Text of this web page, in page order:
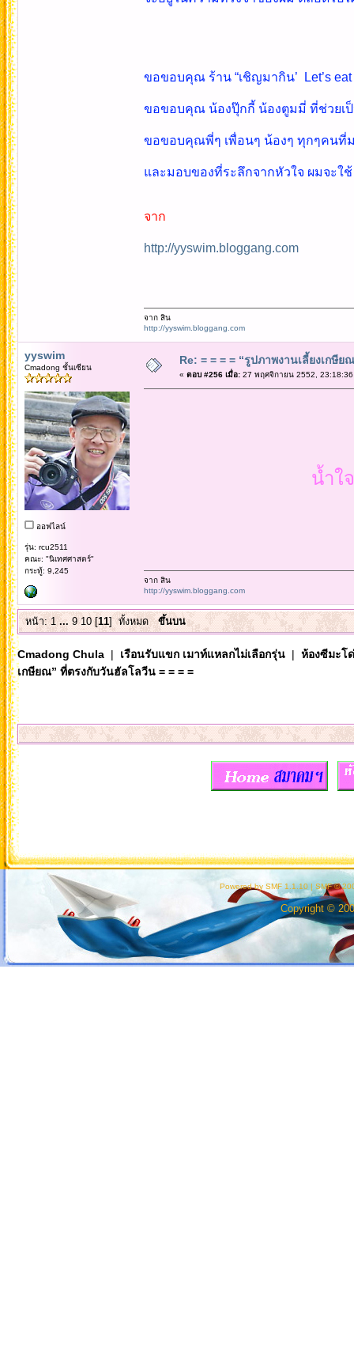
ขอขอบคุณ ร้าน “เชิญมากิน’ Let’s
ขอขอบคุณ น้องปุ๊กกี้ น้องตูมมี่ ที่ช่วยเป็
ขอขอบคุณพี่ๆ เพื่อนๆ น้องๆ ทุกๆคนที่ม
และมอบของที่ระลึกจากหัวใจ ผมจะใช้
จาก
http://yyswim.bloggang.com
จาก สิน
http://yyswim.bloggang.com
yyswim
Cmadong ชั้นเซียน
ออฟไลน์
รุ่น: rcu2511
คณะ: "นิเทศศาสตร์"
กระทู้: 9,245
Re: = = = = “รูปภาพงานเลี้ยงเกษี
« ตอบ #256 เมื่อ:27 พฤศจิกายน 2552, 23:18:36
น้ำใ
จาก สิน
http://yyswim.bloggang.com
หน้า:1 ... 9 10[11]ทั้งหมด ขึ้นบน
Cmadong Chula| เรือนรับแขก เมาท์แหลกไม่เลือกรุ่น| ห้องซีมะโ
เกษียณ” ที่ตรงกับวันฮัลโลวีน = = = =
Powered by SMF 1.1.10 | SMF ©
Copyright ©